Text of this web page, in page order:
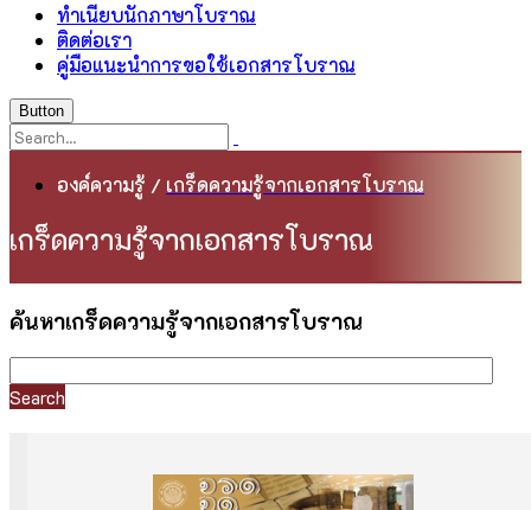
ทำเนียบนักภาษาโบราณ
ติดต่อเรา
คู่มือแนะนำการขอใช้เอกสารโบราณ
Button
องค์ความรู้ / เกร็ดความรู้จากเอกสารโบราณ
เกร็ดความรู้จากเอกสารโบราณ
ค้นหาเกร็ดความรู้จากเอกสารโบราณ
Search